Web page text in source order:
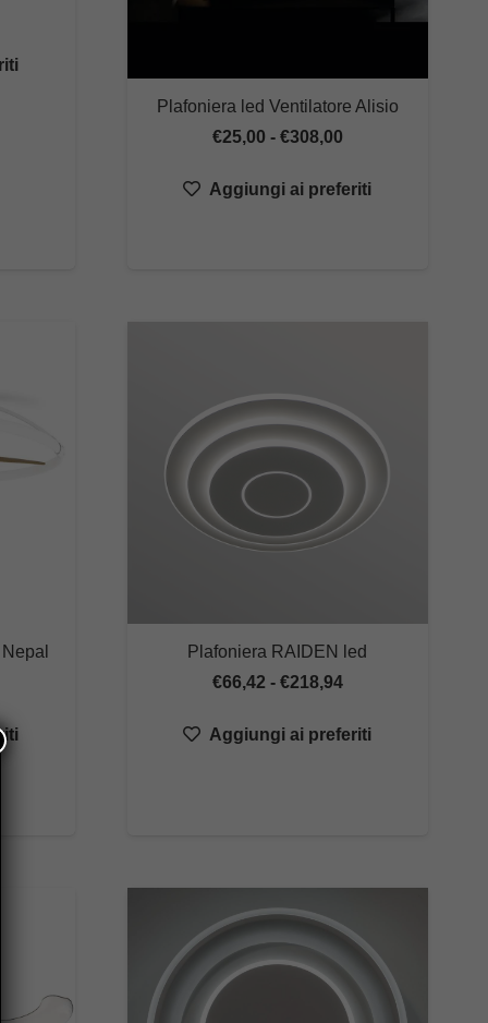
Plafoniera led Ventilatore Alisio
€25,00 - €308,00Fascia
prezzo:
Aggiungi ai preferiti
Plafoniera RAIDEN led
€66,42 - €218,94Fascia
prezzo:
Aggiungi ai preferiti